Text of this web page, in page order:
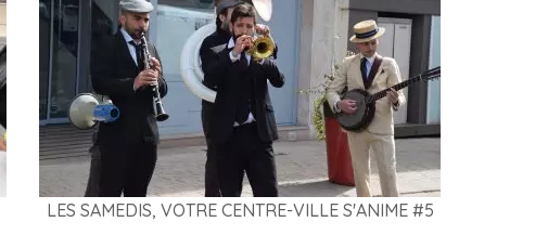
LES SAMEDIS, VOTRE CENTRE-VILLE S'ANIME #5